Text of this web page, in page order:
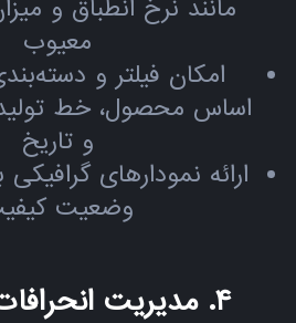
مانند نرخ انطباق و
معیوب
امکان فیلتر و
اساس محصول، خط
و تاریخ
ارائه نمودارهای
وضعیت
۴. مدیریت